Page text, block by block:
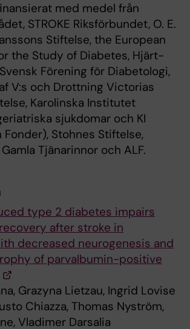
med medel från
STROKE Riksförbundet, O. E.
Stiftelse, the European
the Study of Diabetes, Hjärt-
Förening för Diabetologi,
V:s och Drottning Victorias
Karolinska Institutet
sjukdomar och KI
Stohnes Stiftelse,
Tjänarinnor och ALF.
type 2 diabetes impairs
after stroke in
decreased neurogenesis and
of parvalbumin-positive
Grazyna Lietzau, Ingrid Lovise
Chiazza, Thomas Nyström,
Vladimer Darsalia